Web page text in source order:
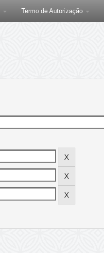
Termo de Autorização